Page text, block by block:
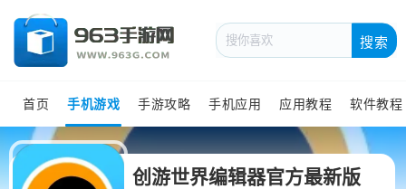
搜索
首页 手机游戏 手游攻略 手机应用 应用教程 软件教程
创游世界编辑器官方最新版